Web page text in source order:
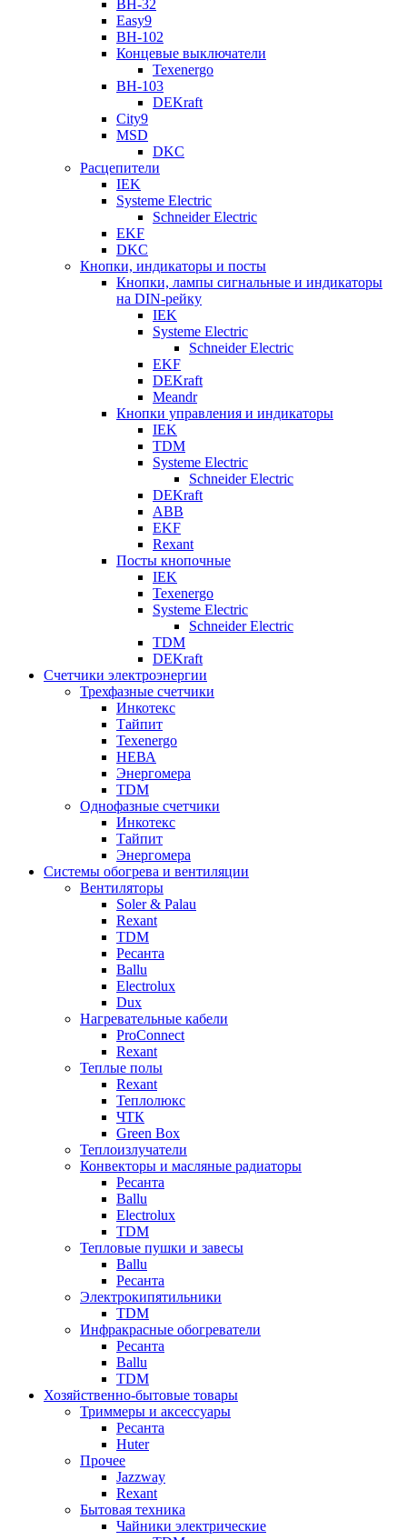
ВН-32
Easy9
ВН-102
Концевые выключатели
Texenergo
ВН-103
DEKraft
City9
MSD
DKC
Расцепители
IEK
Systeme Electric
Schneider Electric
EKF
DKC
Кнопки, индикаторы и посты
Кнопки, лампы сигнальные и индикаторы
на DIN-рейку
IEK
Systeme Electric
Schneider Electric
EKF
DEKraft
Meandr
Кнопки управления и индикаторы
IEK
TDM
Systeme Electric
Schneider Electric
DEKraft
ABB
EKF
Rexant
Посты кнопочные
IEK
Texenergo
Systeme Electric
Schneider Electric
TDM
DEKraft
Счетчики электроэнергии
Трехфазные счетчики
Инкотекс
Тайпит
Texenergo
НЕВА
Энергомера
TDM
Однофазные счетчики
Инкотекс
Тайпит
Энергомера
Системы обогрева и вентиляции
Вентиляторы
Soler & Palau
Rexant
TDM
Ресанта
Ballu
Electrolux
Dux
Нагревательные кабели
ProConnect
Rexant
Теплые полы
Rexant
Теплолюкс
ЧТК
Green Box
Теплоизлучатели
Конвекторы и масляные радиаторы
Ресанта
Ballu
Electrolux
TDM
Тепловые пушки и завесы
Ballu
Ресанта
Электрокипятильники
TDM
Инфракрасные обогреватели
Ресанта
Ballu
TDM
Хозяйственно-бытовые товары
Триммеры и аксессуары
Ресанта
Huter
Прочее
Jazzway
Rexant
Бытовая техника
Чайники электрические